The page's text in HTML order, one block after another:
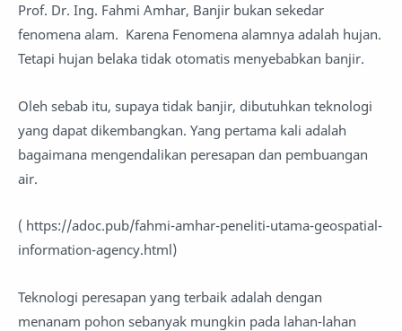
Prof. Dr. Ing. Fahmi Amhar, Banjir bukan sekedar
fenomena alam. Karena Fenomena alamnya adalah hujan.
Tetapi hujan belaka tidak otomatis menyebabkan banjir.
Oleh sebab itu, supaya tidak banjir, dibutuhkan teknologi
yang dapat dikembangkan. Yang pertama kali adalah
bagaimana mengendalikan peresapan dan pembuangan
air.
( https://adoc.pub/fahmi-amhar-peneliti-utama-geospatial-
information-agency.html)
Teknologi peresapan yang terbaik adalah dengan
menanam pohon sebanyak mungkin pada lahan-lahan